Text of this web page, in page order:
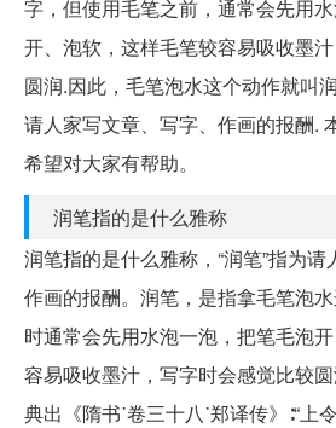
字，但使用毛笔之前，通常会先用
开、泡软，这样毛笔较容易吸收墨
圆润.因此，毛笔泡水这个动作就叫
请人家写文章、写字、作画的报酬.
希望对大家有帮助。
润笔指的是什么雅称
润笔指的是什么雅称，“润笔”指为请
作画的报酬。润笔，是指拿毛笔泡
时通常会先用水泡一泡，把笔毛泡
容易吸收墨汁，写字时会感觉比较圆
典出《隋书˙卷三十八˙郑译传》∶“上